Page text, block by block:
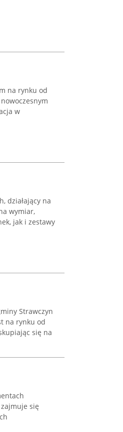
na rynku od
w
działający na
wymiar,
jak i zestawy
Strawczyn
na rynku od
się na
się